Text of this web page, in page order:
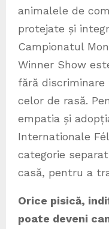
animalele de
protejate și
Campionatul
Winner Show
fără
celor de rasă.
empatia și
Internationale
categorie
casă, pentru a
Orice pisică,
poate deveni